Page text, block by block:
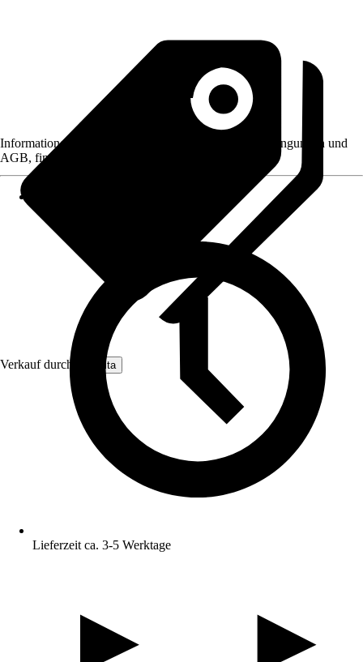
Verkauf durch: Nomita
Informationen des Verkäufers, wie z. B. Rückgabebedingungen und
AGB, finden Sie bei Klick auf den Verkäufernamen.
Lieferzeit ca. 3-5 Werktage